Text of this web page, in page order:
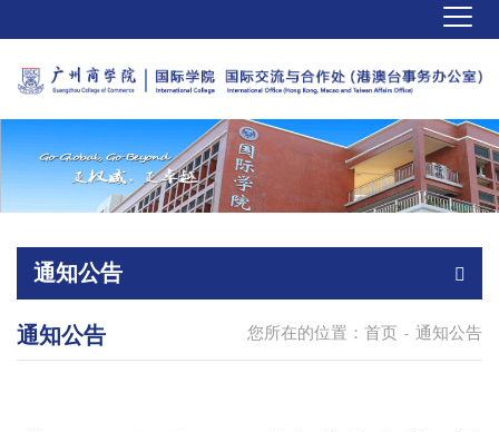
通知公告
您所在的位置： 首页 - 通知公告
通知公告